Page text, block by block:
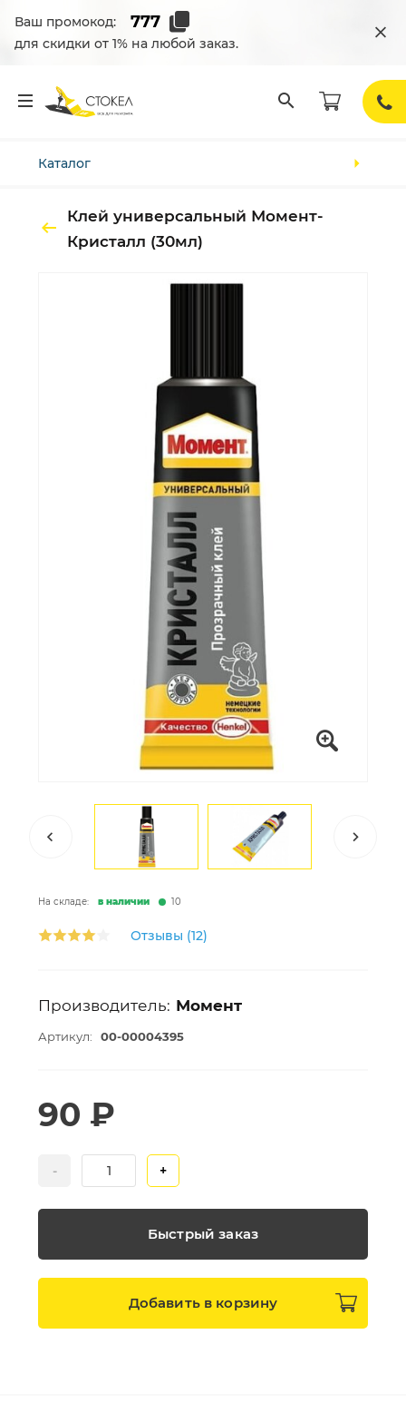
Ваш промокод:
для скидки от 1% на любой заказ.
Каталог
Клей универсальный Момент-
Кристалл (30мл)
На складе: в наличии 10
Отзывы (12)
Производитель: Момент
Артикул: 00-00004395
- +
90 ₽
Быстрый заказ
Добавить в корзину